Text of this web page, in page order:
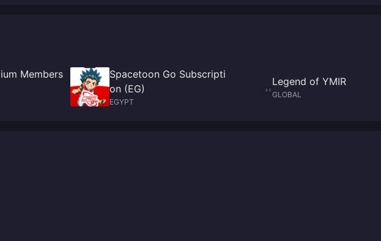
Members
Spacetoon Go Subscripti
on (EG)
EGYPT
Legend of YMIR
GLOBAL